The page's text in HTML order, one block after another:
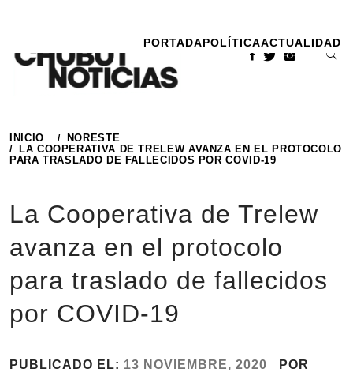
contenido
PORTADAPOLÍTICAACTUALIDAD
INICIO
NORESTE
LA COOPERATIVA DE TRELEW AVANZA EN EL PROTOCOLO
PARA TRASLADO DE FALLECIDOS POR COVID-19
La Cooperativa de Trelew
avanza en el protocolo
para traslado de fallecidos
por COVID-19
PUBLICADO EL: 13 NOVIEMBRE, 2020
POR